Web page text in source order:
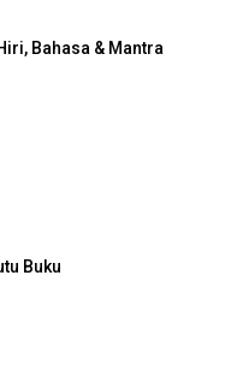
Bahasa & Mantra
Buku